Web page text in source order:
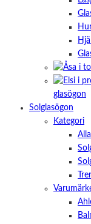
glasögon
Solglasögon
Kategori